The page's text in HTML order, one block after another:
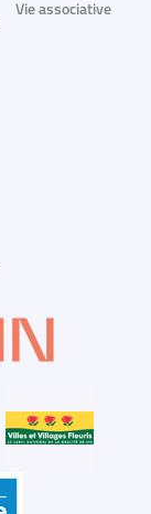
Vie associative